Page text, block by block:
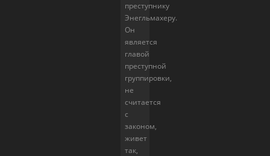
преступнику
Энегльмахеру.
Он
является
главой
преступной
группировки,
не
считается
с
законом,
живет
так,